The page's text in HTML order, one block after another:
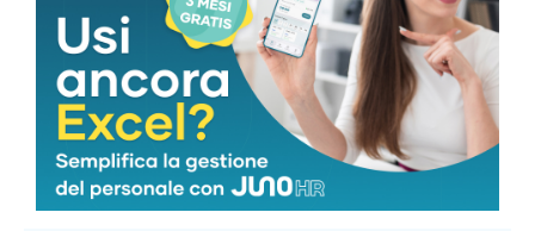
35.3°C 35.3°
°
1 %
DOM
35°
LUN
34°
MAR
31° 32° 33°